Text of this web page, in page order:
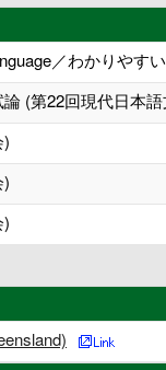
／わかりやす
(第22回現代日本